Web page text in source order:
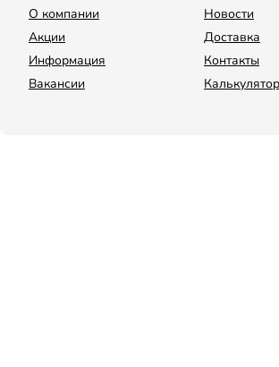
О компании
Новости
Акции
Доставка
Информация
Контакты
Вакансии